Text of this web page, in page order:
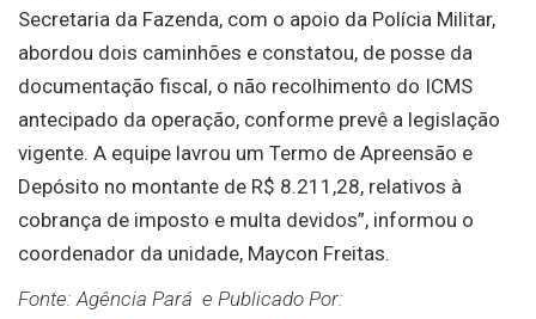
Secretaria da Fazenda, com o apoio da Polícia Militar,
abordou dois caminhões e constatou, de posse da
documentação fiscal, o não recolhimento do ICMS
antecipado da operação, conforme prevê a legislação
vigente. A equipe lavrou um Termo de Apreensão e
Depósito no montante de R$ 8.211,28, relativos à
cobrança de imposto e multa devidos”, informou o
coordenador da unidade, Maycon Freitas.
Fonte: Agência Pará e Publicado Por: